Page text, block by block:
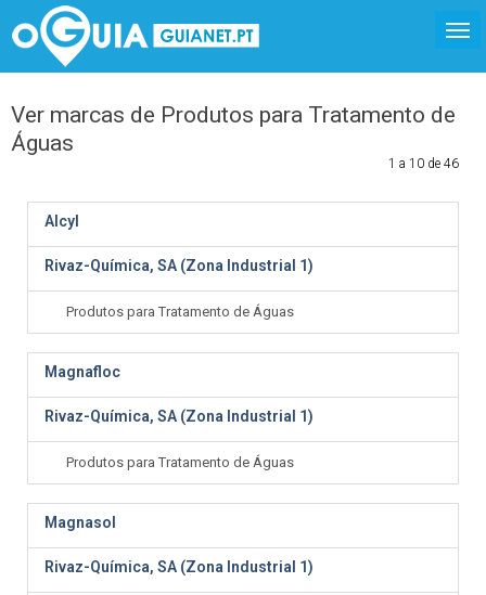
Ver marcas de Produtos para Tratamento de
Águas
1 a 10 de 46
Alcyl
Rivaz-Química, SA (Zona Industrial 1)
Produtos para Tratamento de Águas
Magnafloc
Rivaz-Química, SA (Zona Industrial 1)
Produtos para Tratamento de Águas
Magnasol
Rivaz-Química, SA (Zona Industrial 1)